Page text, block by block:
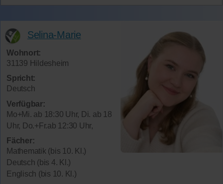
Selina-Marie
Wohnort:
31139 Hildesheim
Spricht:
Deutsch
Verfügbar:
Mo+Mi. ab 18:30 Uhr, Di. ab 18
Uhr, Do.+Fr.ab 12:30 Uhr,
Fächer:
Mathematik (bis 10. Kl.)
Deutsch (bis 4. Kl.)
Englisch (bis 10. Kl.)